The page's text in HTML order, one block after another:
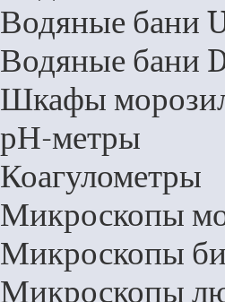
Водяные бани
Водяные бани
Шкафы
рН-метры
Коагулометры
Микроскопы
Микроскопы
Микроскопы